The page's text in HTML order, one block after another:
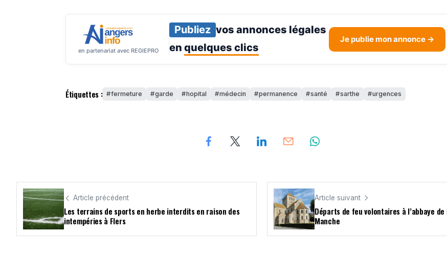
en partenariat avec REGIEPRO
Publiez vos annonces légales
en quelques clics
Je publie mon annonce →
Étiquettes : fermeture garde hopital médecin permanence santé sarthe urgences
Article précédent
Les terrains de sports en herbe interdits en raison des
intempéries à Flers
Article suivant
Départs de feu volontaires à l’abbaye de
Manche